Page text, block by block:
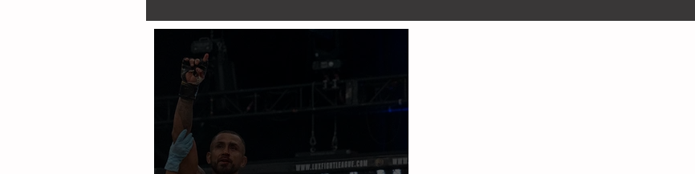
El Sie7e Temas Centrales
Grupo Financiero Continental